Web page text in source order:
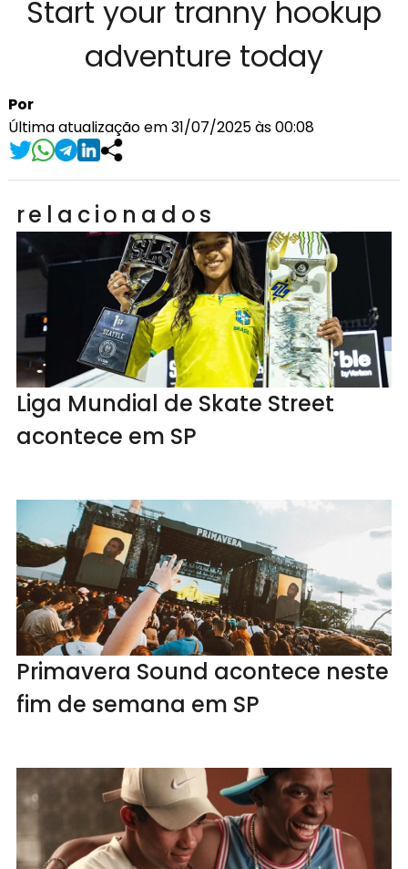
Start your tranny hookup
adventure today
Por
Última atualização em 31/07/2025 às 00:08
relacionados
Liga Mundial de Skate Street
acontece em SP
Primavera Sound acontece neste
fim de semana em SP